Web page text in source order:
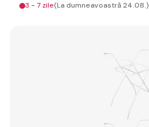
3 - 7 zile(La dumneavoastră 24.08.)